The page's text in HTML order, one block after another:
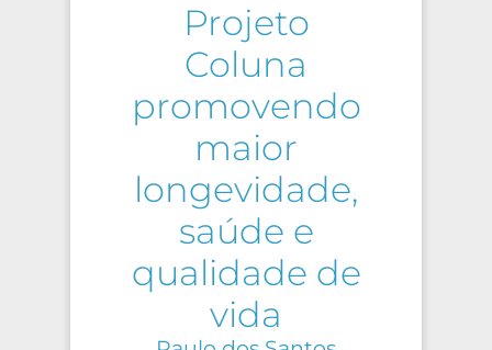
Projeto
Coluna
promovendo
maior
longevidade,
saúde e
qualidade de
vida